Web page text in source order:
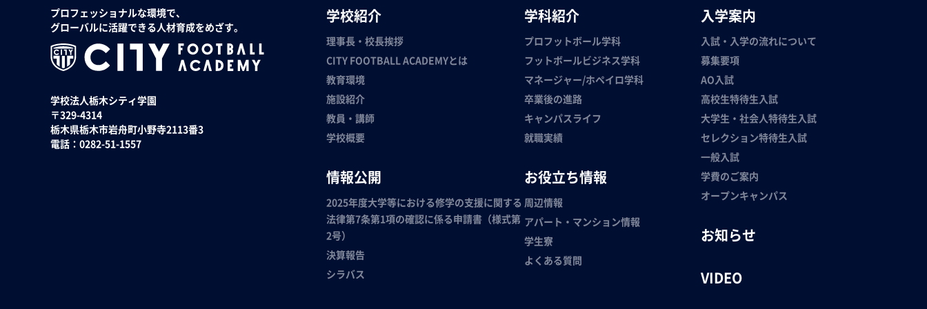
プロフェッショナルな環境で、
グローバルに活躍できる人材育成をめざす。
学校法人栃木シティ学園
〒329-4314
栃木県栃木市岩舟町小野寺2113番3
電話：0282-51-1557
学校紹介
理事長・校長挨拶
CITY FOOTBALL ACADEMYとは
教育環境
施設紹介
教員・講師
学校概要
情報公開
2025年度大学等における修学の支援に関する
法律第7条第1項の確認に係る申請書（様式第
2号）
決算報告
シラバス
学科紹介
プロフットボール学科
フットボールビジネス学科
マネージャー/ホペイロ学科
卒業後の進路
キャンパスライフ
就職実績
お役立ち情報
周辺情報
アパート・マンション情報
学生寮
よくある質問
入学案内
入試・入学の流れについて
募集要項
AO入試
高校生特待生入試
大学生・社会人特待生入試
セレクション特待生入試
一般入試
学費のご案内
オープンキャンパス
お知らせ
VIDEO